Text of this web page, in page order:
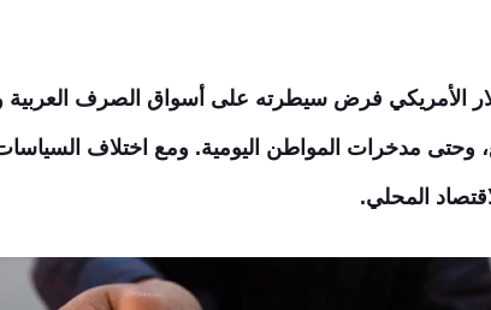
١٣-٦-٢٠٢٦ يواصل الدولار الأمريكي فرض سيطرته على أسواق الصرف
وحتى مدخرات المواطن اليومية. ومع اختلاف
المحلي.